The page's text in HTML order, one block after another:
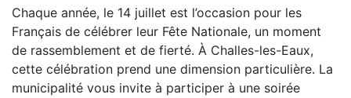
Chaque année, le 14 juillet est l’occasion pour les
Français de célébrer leur Fête Nationale, un moment
de rassemblement et de fierté. À Challes-les-Eaux,
cette célébration prend une dimension particulière. La
municipalité vous invite à participer à une soirée